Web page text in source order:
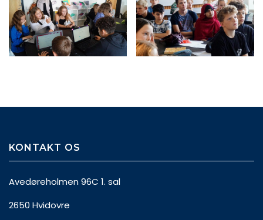
KONTAKT OS
Avedøreholmen 96C 1. sal
2650 Hvidovre